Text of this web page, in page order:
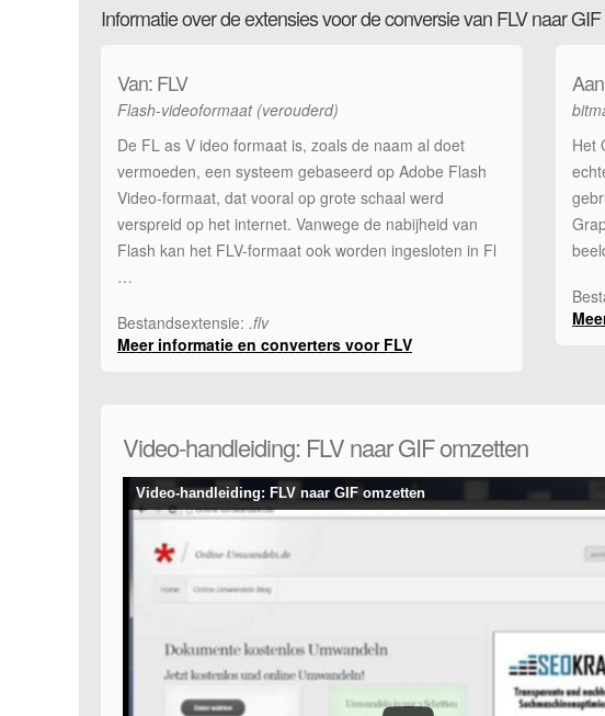
Informatie over de extensies voor de conversie van FLV naar GIF
Van: FLV
Flash-videoformaat (verouderd)
De FL as V ideo formaat is, zoals de naam al doet
vermoeden, een systeem gebaseerd op Adobe Flash
Video-formaat, dat vooral op grote schaal werd
verspreid op het internet. Vanwege de nabijheid van
Flash kan het FLV-formaat ook worden ingesloten in Fl
…
Bestandsextensie: .flv
Meer informatie en converters voor FLV
Het
Video-handleiding: FLV naar GIF omzetten
Video-handleiding: FLV naar GIF omzetten